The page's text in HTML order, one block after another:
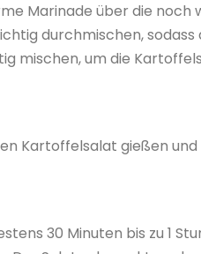
Marinade über die
durchmischen,
mischen, um die
Kartoffelsalat gießen
30 Minuten bis zu 1